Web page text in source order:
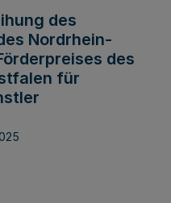
des
Nordrhein-
des
für